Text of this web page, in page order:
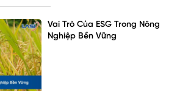
Vai Trò Của ESG Trong Nông
Nghiệp Bền Vững